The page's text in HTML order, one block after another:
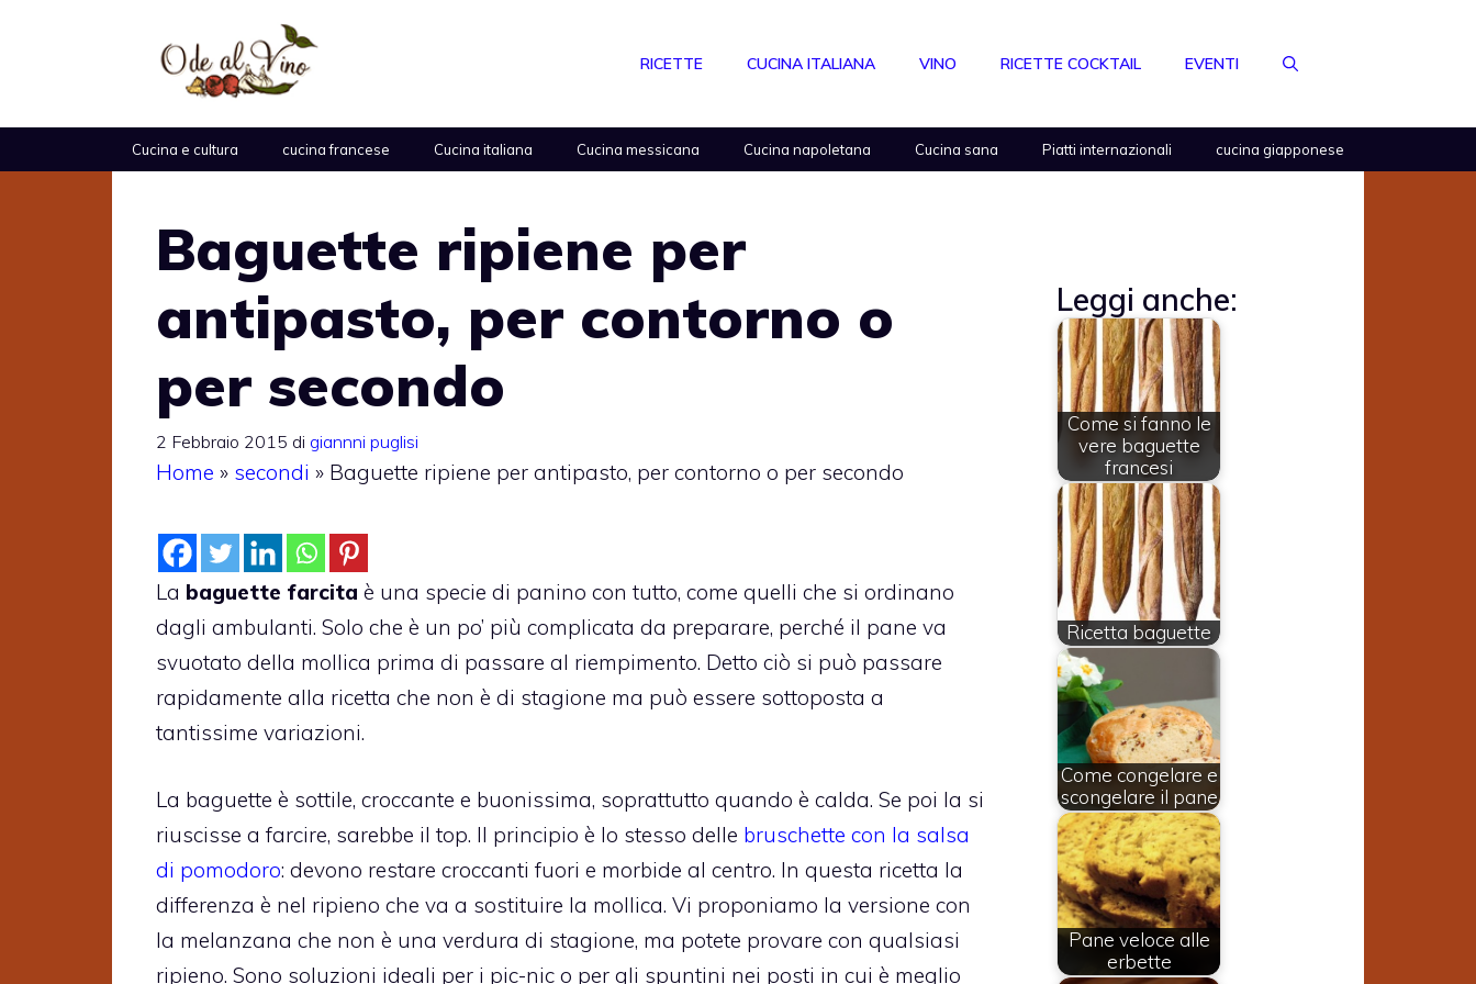
RICETTE CUCINA ITALIANA VINO RICETTE COCKTAIL EVENTI
Cucina e cultura cucina francese Cucina italiana Cucina messicana Cucina napoletana Cucina sana Piatti internazionali cucina giapponese
Baguette ripiene per
antipasto, per contorno o
per secondo
2 Febbraio 2015 di giannni puglisi
Home » secondi » Baguette ripiene per antipasto, per contorno o per secondo
La baguette farcita è una specie di panino con tutto, come quelli che si ordinano
dagli ambulanti. Solo che è un po’ più complicata da preparare, perché il pane va
svuotato della mollica prima di passare al riempimento. Detto ciò si può passare
rapidamente alla ricetta che non è di stagione ma può essere sottoposta a
tantissime variazioni.
La baguette è sottile, croccante e buonissima, soprattutto quando è calda. Se poi la si
riuscisse a farcire, sarebbe il top. Il principio è lo stesso delle bruschette con la salsa
di pomodoro: devono restare croccanti fuori e morbide al centro. In questa ricetta la
differenza è nel ripieno che va a sostituire la mollica. Vi proponiamo la versione con
la melanzana che non è una verdura di stagione, ma potete provare con qualsiasi
ripieno. Sono soluzioni ideali per i pic-nic o per gli spuntini nei posti in cui è meglio
Leggi anche:
Come si fanno le
vere baguette
francesi
Ricetta baguette
Come congelare e
scongelare il pane
Pane veloce alle
erbette